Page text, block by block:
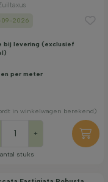
09-2026
bij levering (exclusief
per meter
in winkelwagen berekend)
+
stuks